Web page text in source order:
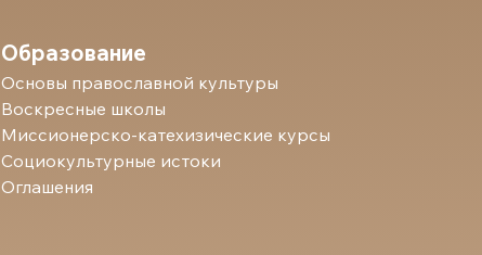
Образование
Основы православной культуры
Воскресные школы
Миссионерско-катехизические курсы
Социокультурные истоки
Оглашения